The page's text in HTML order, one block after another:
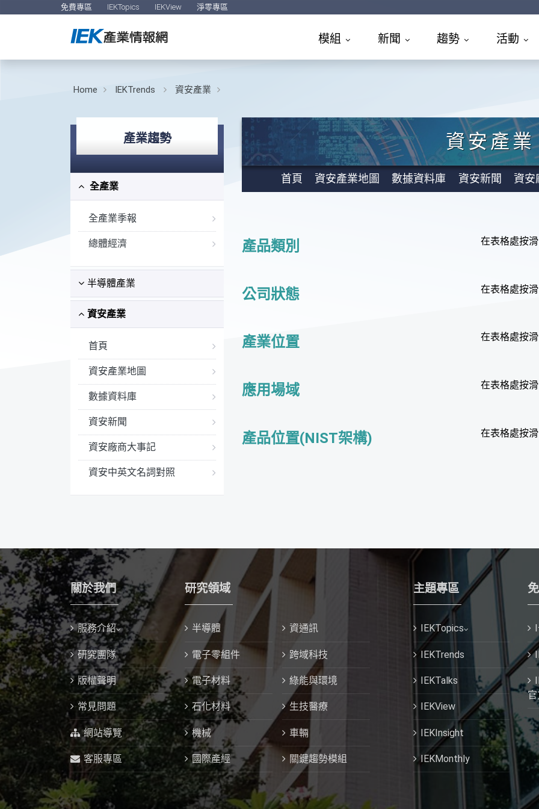
免費專區 IEKTopics IEKView 淨零專區
模組 新聞 趨勢 活動
Home IEKTrends 資安產業
產業趨勢
全產業
全產業季報
總體經濟
半導體產業
資安產業
首頁
資安產業地圖
數據資料庫
資安新聞
資安廠商大事記
資安中英文名詞對照
資安產業
首頁 資安產業地圖 數據資料庫 資安新聞 資安
產品類別 在表格處按
公司狀態 在表格處按
產業位置 在表格處按
應用場域 在表格處按
產品位置(NIST架構) 在表格處按
關於我們
服務介紹
研究團隊
版權聲明
常見問題
網站導覽
客服專區
研究領域
半導體 資通訊
電子零組件 跨域科技
電子材料 綠能與環境
石化材料 生技醫療
機械 車輛
國際產經 關鍵趨勢模組
主題專區
IEKTopics
IEKTrends
IEKTalks
IEKView
IEKInsight
IEKMonthly